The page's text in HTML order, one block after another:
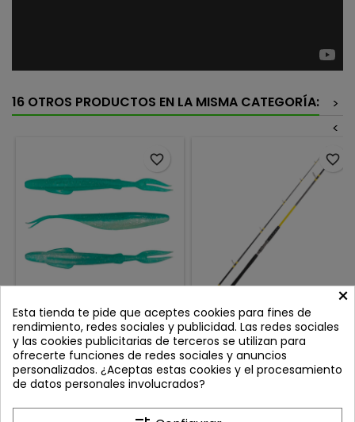
16 OTROS PRODUCTOS EN LA MISMA CATEGORÍA:
>
<
IBERICAN LURES ARROW
FISH 5'' MALDIVAS SHAD
Review(s):0
El Arrow Fish representa la
nueva generación de soft
baits: un señuelo diseñado
precisión que combina sal y
Precio
9,99 €
Añadir al carrito
favorite_border
CAÑA BLACK CAT
FREESTYLE PRO SPIN
2.7MTS 50-180GR
Review(s):
La FreeStyle Pro Spin eleva la
mítica serie Freestyle a un
favorite_border
×
Esta tienda te pide que aceptes cookies para fines de
rendimiento, redes sociales y publicidad. Las redes sociales
y las cookies publicitarias de terceros se utilizan para
ofrecerte funciones de redes sociales y anuncios
personalizados. ¿Aceptas estas cookies y el procesamiento
de datos personales involucrados?